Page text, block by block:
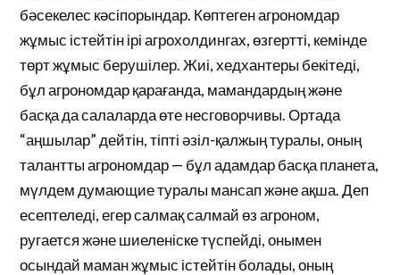
бәсекелес кәсіпорындар. Көптеген агрономдар
жұмыс істейтін ірі агрохолдингах, өзгертті, кемінде
төрт жұмыс берушілер. Жиі, хедхантеры бекітеді,
бұл агрономдар қарағанда, мамандардың және
басқа да салаларда өте несговорчивы. Ортада
“аңшылар” дейтін, тіпті әзіл-қалжың туралы, оның
талантты агрономдар — бұл адамдар басқа планета,
мүлдем думающие туралы мансап және ақша. Деп
есептеледі, егер салмақ салмай өз агроном,
ругается және шиеленіске түспейді, онымен
осындай маман жұмыс істейтін болады, оның